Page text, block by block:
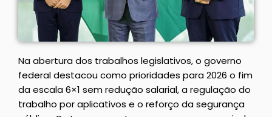
Na abertura dos trabalhos legislativos, o governo
federal destacou como prioridades para 2026 o fim
da escala 6×1 sem redução salarial, a regulação do
trabalho por aplicativos e o reforço da segurança